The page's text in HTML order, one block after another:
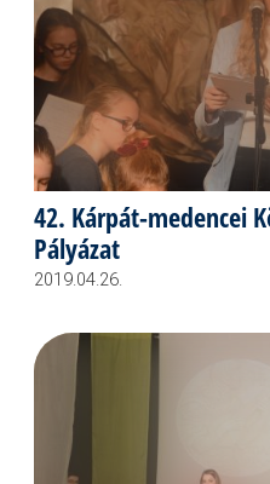
42. Kárpát-medencei
Pályázat
2019.04.26.